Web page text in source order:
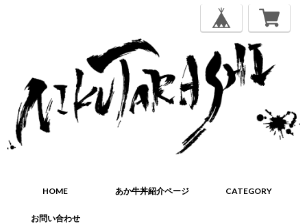
HOME あか牛丼紹介ページ CATEGORY
お問い合わせ